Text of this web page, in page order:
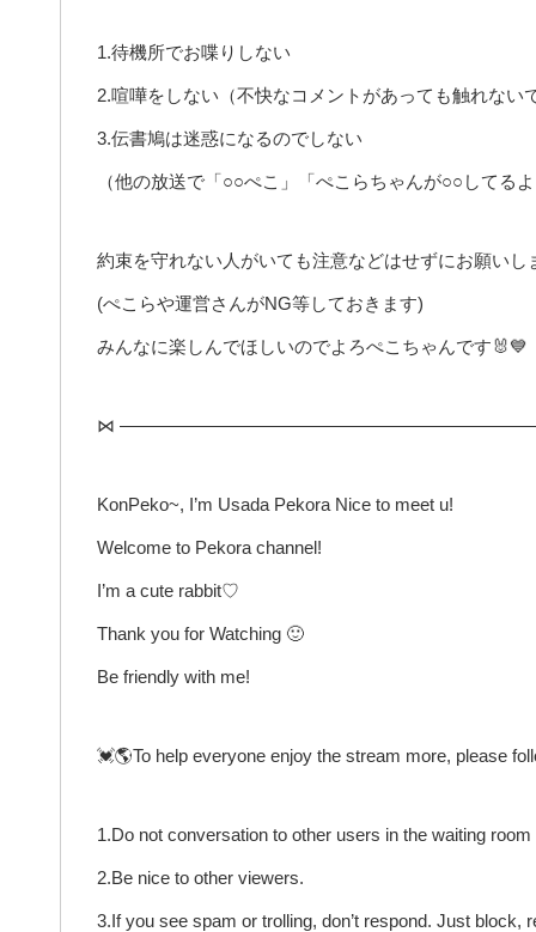
1.待機所でお喋りしない
2.喧嘩をしない（不快なコメントがあっても触れない
3.伝書鳩は迷惑になるのでしない
（他の放送で「○○ぺこ」「ぺこらちゃんが○○してる
約束を守れない人がいても注意などはせずにお願いし
(ぺこらや運営さんがNG等しておきます)
みんなに楽しんでほしいのでよろぺこちゃんです🐰💙
⋈
KonPeko~, I’m Usada Pekora Nice to meet u!
Welcome to Pekora channel!
I’m a cute rabbit♡
Thank you for Watching 🙂
Be friendly with me!
💓🌎To help everyone enjoy the stream more, please
1.Do not conversation to other users in the waiting
2.Be nice to other viewers.
3.If you see spam or trolling, don’t respond. Just block,